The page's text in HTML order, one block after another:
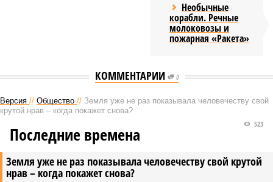
Необычные
корабли. Речные
молоковозы и
пожарная «Ракета»
КОММЕНТАРИИ 0
Версия // Общество // Земля уже не раз показывала человечеству свой
крутой нрав – когда покажет снова?
Земля уже не раз показывала человечеству свой крутой
нрав – когда покажет снова?
523
Последние времена